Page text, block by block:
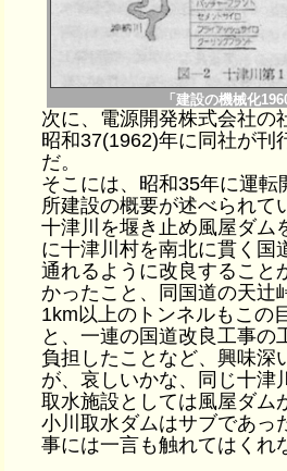
「建設の機械化
次に、電源開発株式会社の
昭和37(1962)年に同社が刊
だ。
そこには、昭和35年に運
所建設の概要が述べられて
十津川を堰き止め風屋ダム
に十津川村を南北に貫く国
通れるように改良すること
かったこと、同国道の天辻
1km以上のトンネルもこの
と、一連の国道改良工事の
負担したことなど、興味深
が、哀しいかな、同じ十津
取水施設としては風屋ダム
小川取水ダムはサブであっ
事には一言も触れてはくれ